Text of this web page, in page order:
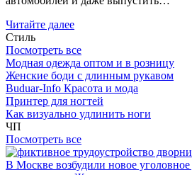
Читайте далее
Стиль
Посмотреть все
Модная одежда оптом и в розницу
Женские боди с длинным рукавом
Buduar-Info Красота и мода
Принтер для ногтей
Как визуально удлинить ноги
ЧП
Посмотреть все
В Москве возбудили новое